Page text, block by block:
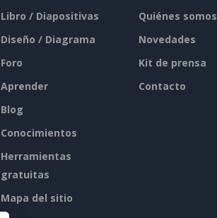
Libro / Diapositivas
Diseño / Diagrama
Foro
Aprender
Blog
Conocimientos
Herramientas
gratuitas
Mapa del sitio
Quiénes somos
Novedades
Kit de prensa
Contacto